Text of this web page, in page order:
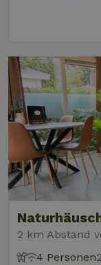
2 km Abstand
4 Personen